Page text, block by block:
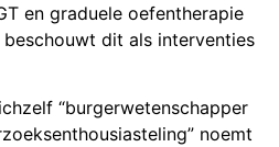
en graduele oefentherapie
dit als interventies
“burgerwetenschapper
noemt